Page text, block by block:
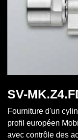
SV-
Fourniture d'un
profil européen
avec contrôle des